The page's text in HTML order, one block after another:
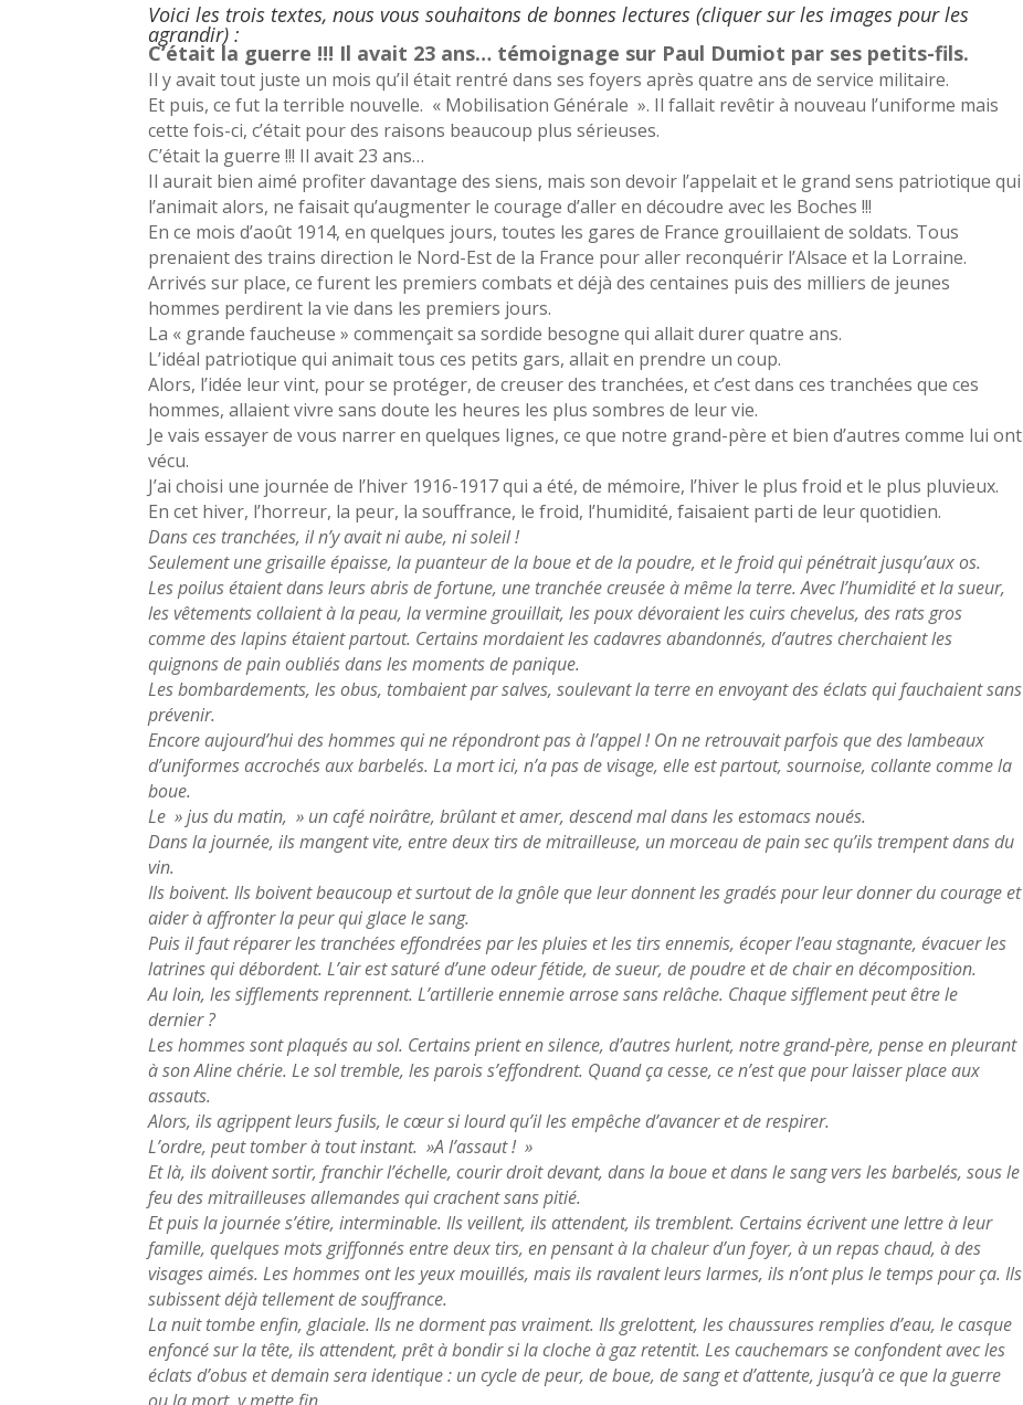
Voici les trois textes, nous vous souhaitons de bonnes lectures (cliquer sur les images pour les
agrandir) :
C’était la guerre !!! Il avait 23 ans… témoignage sur Paul Dumiot par ses petits-fils.
Il y avait tout juste un mois qu’il était rentré dans ses foyers après quatre ans de service militaire.
Et puis, ce fut la terrible nouvelle. « Mobilisation Générale ». Il fallait revêtir à nouveau l’uniforme mais
cette fois-ci, c’était pour des raisons beaucoup plus sérieuses.
C’était la guerre !!! Il avait 23 ans…
Il aurait bien aimé profiter davantage des siens, mais son devoir l’appelait et le grand sens patriotique qui
l’animait alors, ne faisait qu’augmenter le courage d’aller en découdre avec les Boches !!!
En ce mois d’août 1914, en quelques jours, toutes les gares de France grouillaient de soldats. Tous
prenaient des trains direction le Nord-Est de la France pour aller reconquérir l’Alsace et la Lorraine.
Arrivés sur place, ce furent les premiers combats et déjà des centaines puis des milliers de jeunes
hommes perdirent la vie dans les premiers jours.
La « grande faucheuse » commençait sa sordide besogne qui allait durer quatre ans.
L’idéal patriotique qui animait tous ces petits gars, allait en prendre un coup.
Alors, l’idée leur vint, pour se protéger, de creuser des tranchées, et c’est dans ces tranchées que ces
hommes, allaient vivre sans doute les heures les plus sombres de leur vie.
Je vais essayer de vous narrer en quelques lignes, ce que notre grand-père et bien d’autres comme lui ont
vécu.
J’ai choisi une journée de l’hiver 1916-1917 qui a été, de mémoire, l’hiver le plus froid et le plus pluvieux.
En cet hiver, l’horreur, la peur, la souffrance, le froid, l’humidité, faisaient parti de leur quotidien.
Dans ces tranchées, il n’y avait ni aube, ni soleil !
Seulement une grisaille épaisse, la puanteur de la boue et de la poudre, et le froid qui pénétrait jusqu’aux os.
Les poilus étaient dans leurs abris de fortune, une tranchée creusée à même la terre. Avec l’humidité et la sueur,
les vêtements collaient à la peau, la vermine grouillait, les poux dévoraient les cuirs chevelus, des rats gros
comme des lapins étaient partout. Certains mordaient les cadavres abandonnés, d’autres cherchaient les
quignons de pain oubliés dans les moments de panique.
Les bombardements, les obus, tombaient par salves, soulevant la terre en envoyant des éclats qui fauchaient sans
prévenir.
Encore aujourd’hui des hommes qui ne répondront pas à l’appel ! On ne retrouvait parfois que des lambeaux
d’uniformes accrochés aux barbelés. La mort ici, n’a pas de visage, elle est partout, sournoise, collante comme la
boue.
Le » jus du matin, » un café noirâtre, brûlant et amer, descend mal dans les estomacs noués.
Dans la journée, ils mangent vite, entre deux tirs de mitrailleuse, un morceau de pain sec qu’ils trempent dans du
vin.
Ils boivent. Ils boivent beaucoup et surtout de la gnôle que leur donnent les gradés pour leur donner du courage et
aider à affronter la peur qui glace le sang.
Puis il faut réparer les tranchées effondrées par les pluies et les tirs ennemis, écoper l’eau stagnante, évacuer les
latrines qui débordent. L’air est saturé d’une odeur fétide, de sueur, de poudre et de chair en décomposition.
Au loin, les sifflements reprennent. L’artillerie ennemie arrose sans relâche. Chaque sifflement peut être le
dernier ?
Les hommes sont plaqués au sol. Certains prient en silence, d’autres hurlent, notre grand-père, pense en pleurant
à son Aline chérie. Le sol tremble, les parois s’effondrent. Quand ça cesse, ce n’est que pour laisser place aux
assauts.
Alors, ils agrippent leurs fusils, le cœur si lourd qu’il les empêche d’avancer et de respirer.
L’ordre, peut tomber à tout instant. »A l’assaut ! »
Et là, ils doivent sortir, franchir l’échelle, courir droit devant, dans la boue et dans le sang vers les barbelés, sous le
feu des mitrailleuses allemandes qui crachent sans pitié.
Et puis la journée s’étire, interminable. Ils veillent, ils attendent, ils tremblent. Certains écrivent une lettre à leur
famille, quelques mots griffonnés entre deux tirs, en pensant à la chaleur d’un foyer, à un repas chaud, à des
visages aimés. Les hommes ont les yeux mouillés, mais ils ravalent leurs larmes, ils n’ont plus le temps pour ça. Ils
subissent déjà tellement de souffrance.
La nuit tombe enfin, glaciale. Ils ne dorment pas vraiment. Ils grelottent, les chaussures remplies d’eau, le casque
enfoncé sur la tête, ils attendent, prêt à bondir si la cloche à gaz retentit. Les cauchemars se confondent avec les
éclats d’obus et demain sera identique : un cycle de peur, de boue, de sang et d’attente, jusqu’à ce que la guerre